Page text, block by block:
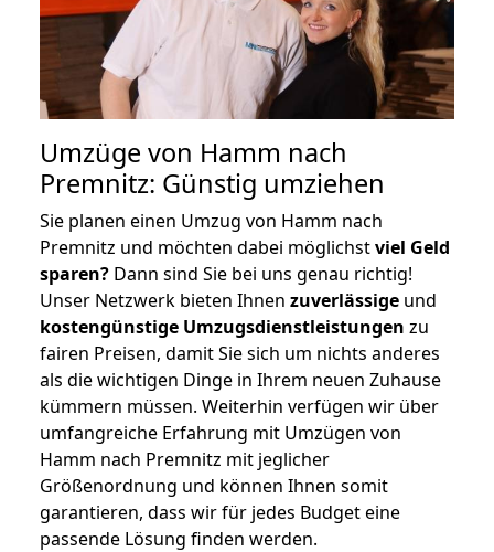
Umzüge von Hamm nach
Premnitz: Günstig umziehen
Sie planen einen Umzug von Hamm nach
Premnitz und möchten dabei möglichstviel Geld
sparen? Dann sind Sie bei uns genau richtig!
Unser Netzwerk bieten Ihnen zuverlässige und
kostengünstige Umzugsdienstleistungen zu
fairen Preisen, damit Sie sich um nichts anderes
als die wichtigen Dinge in Ihrem neuen Zuhause
kümmern müssen. Weiterhin verfügen wir über
umfangreiche Erfahrung mit Umzügen von
Hamm nach Premnitz mit jeglicher
Größenordnung und können Ihnen somit
garantieren, dass wir für jedes Budget eine
passende Lösung finden werden.